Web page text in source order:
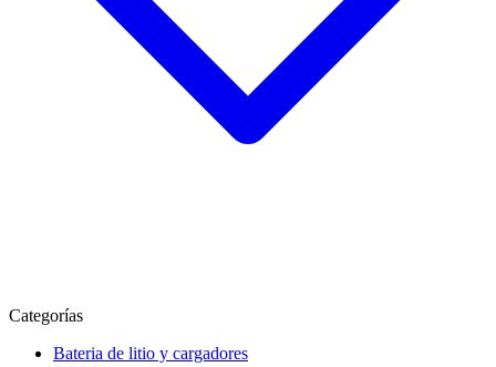
Categorías
Bateria de litio y cargadores